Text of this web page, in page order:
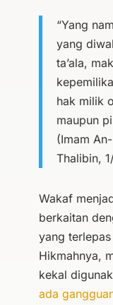
“Yang
yang
ta’ala,
hak milik
maupun
(Imam
Thalibin,
Wakaf
berkaitan
yang
Hikmahnya,
kekal
ada